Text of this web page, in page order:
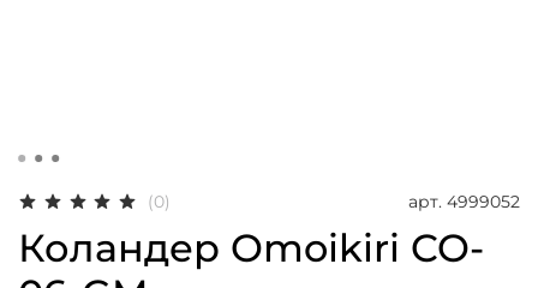
(0) арт. 4999052
Коландер Omoikiri CO-